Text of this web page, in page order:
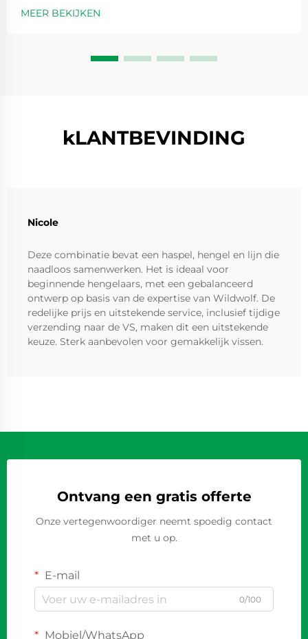
op 1 die aangeven hoe vaak de spoel ronddraait elke
MEER BEKIJKEN
kLANTBEVINDING
Nicole
Deze combinatie bevat een haspel, hengel en lijn die
naadloos samenwerken. Het is ideaal voor
beginnende hengelaars, met een gebalanceerd
ontwerp op basis van de expertise van Wildwolf. De
redelijke prijs en uitstekende service, inclusief tijdige
verzending naar de VS, maken dit een uitstekende
keuze. Sterk aanbevolen voor gemakkelijk vissen.
Ontvang een gratis offerte
Onze vertegenwoordiger neemt spoedig contact
met u op.
E-mail
0/100
Mobiel/WhatsApp